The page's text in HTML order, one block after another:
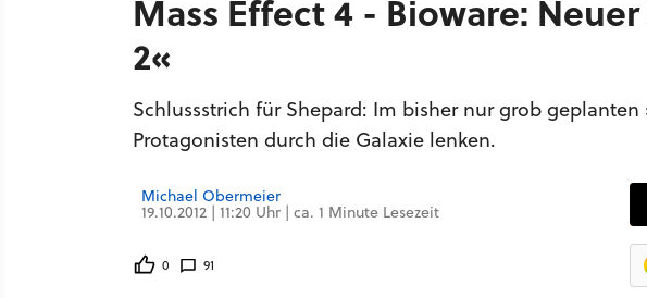
Mass Effect 4 - Bioware:
2«
Schlussstrich für Shepard: Im bisher nur grob
Protagonisten durch die Galaxie lenken.
Michael Obermeier
19.10.2012 | 11:20 Uhr | ca. 1 Minute Lesezeit
0 91